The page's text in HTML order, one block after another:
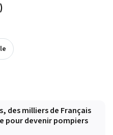
)
des milliers de Français
pour devenir pompiers